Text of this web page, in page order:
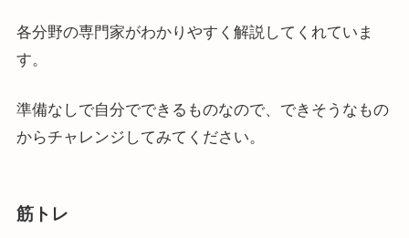
各分野の専門家がわかりやすく解説してくれていま
す。
準備なしで自分でできるものなので、できそうなもの
からチャレンジしてみてください。
筋トレ